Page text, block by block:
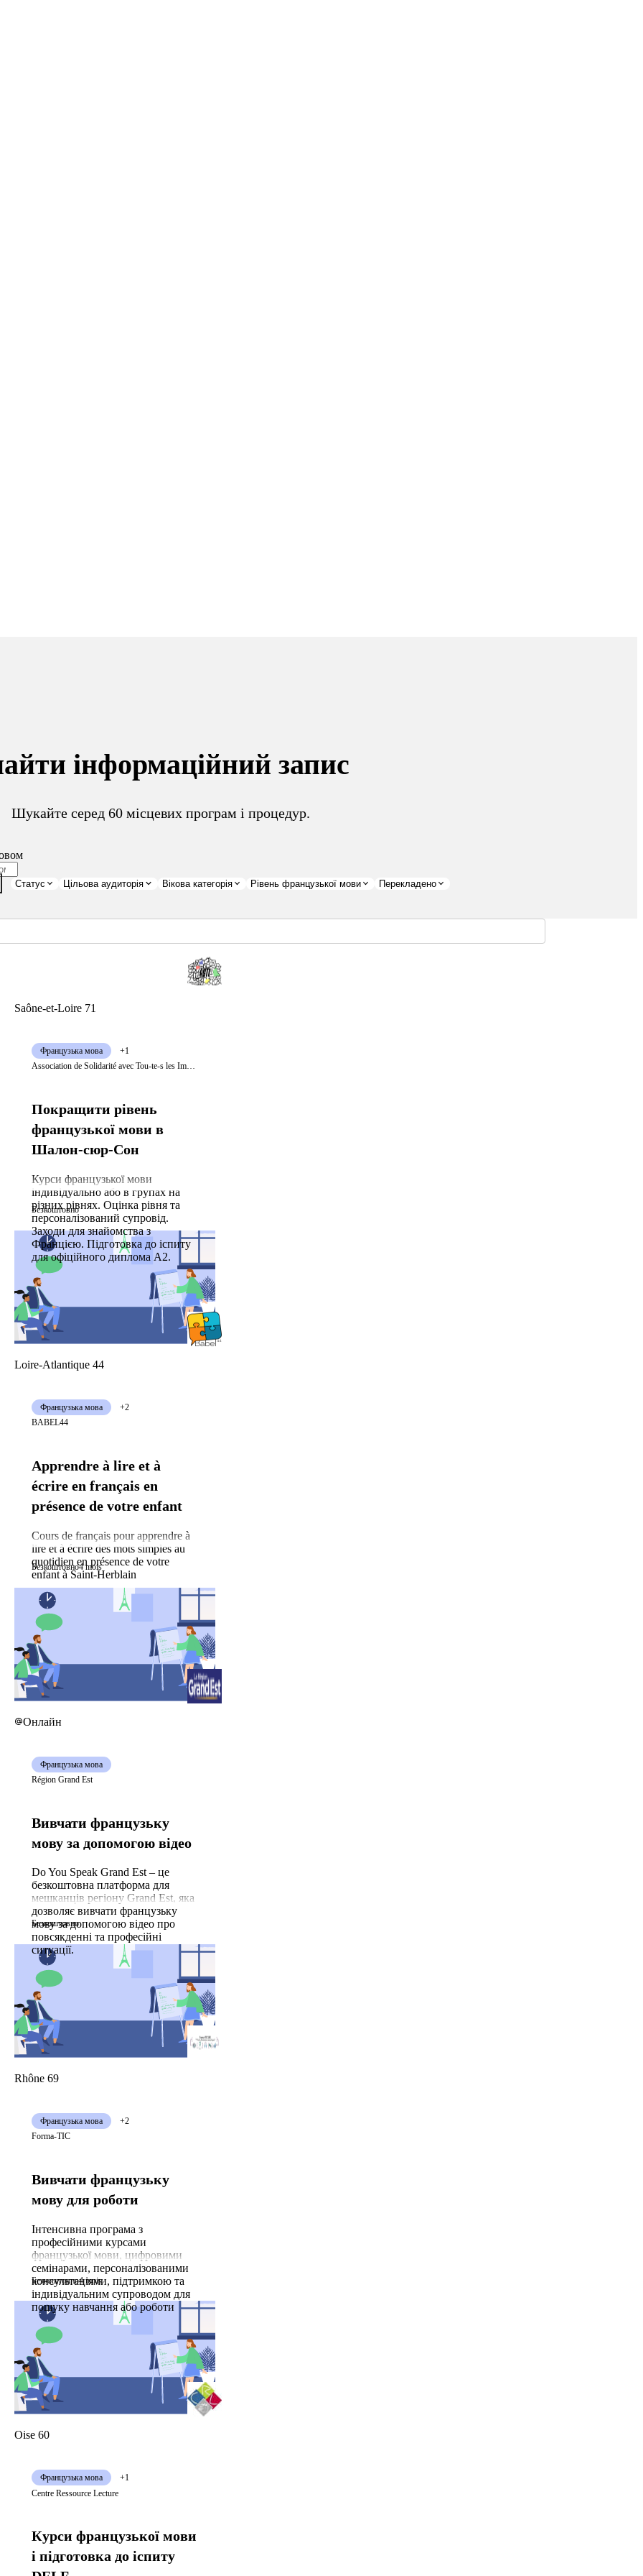
інформаційний запис
Шукайте серед 60 місцевих програм і процедур.
Статус Цільова аудиторія Вікова категорія Рівень французької мови Перекладено
Saône-et-Loire 71
Покращити рівень
французької мови в
Шалон-сюр-Сон
Курси французької мови
індивідуально або в групах на
різних рівнях. Оцінка рівня та
персоналізований супровід.
Заходи для знайомства з
Францією. Підготовка до іспиту
для офіційного диплома А2.
Французька мова
+1
Association de Solidarité avec Tou-te-s les Immigré-e-s
Безкоштовно
Loire-Atlantique 44
Apprendre à lire et à
écrire en français en
présence de votre enfant
Cours de français pour apprendre à
lire et à écrire des mots simples au
quotidien en présence de votre
enfant à Saint-Herblain
Французька мова
+2
BABEL44
Безкоштовно4 mois
Онлайн
Вивчати французьку
мову за допомогою відео
Do You Speak Grand Est – це
безкоштовна платформа для
мешканців регіону Grand Est, яка
дозволяє вивчати французьку
мову за допомогою відео про
повсякденні та професійні
ситуації.
Французька мова
Région Grand Est
Безкоштовно
Rhône 69
Вивчати французьку
мову для роботи
Інтенсивна програма з
професійними курсами
французької мови, цифровими
семінарами, персоналізованими
консультаціями, підтримкою та
індивідуальним супроводом для
пошуку навчання або роботи
Французька мова
+2
Forma-TIC
Безкоштовно4 mois
Oise 60
Курси французької мови
і підготовка до іспиту
Французька мова
+1
Centre Ressource Lecture